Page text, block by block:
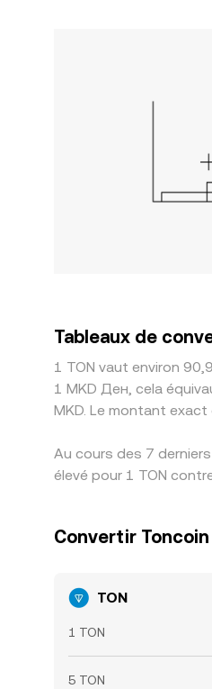
Tableaux de
1 TON vaut environ
1 MKD Ден, cela
MKD. Le montant
Au cours des 7
élevé pour 1 TON
Convertir
TON
1 TON
5 TON